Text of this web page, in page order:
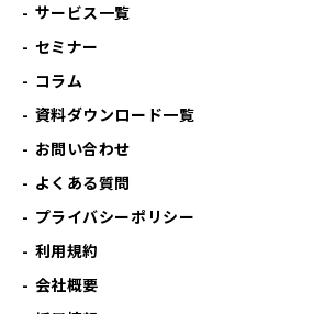
サービス一覧
セミナー
コラム
資料ダウンロード一覧
お問い合わせ
よくある質問
プライバシーポリシー
利用規約
会社概要